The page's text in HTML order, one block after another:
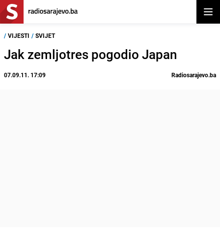
/ VIJESTI / SVIJET
Jak zemljotres pogodio Japan
07.09.11. 17:09 Radiosarajevo.ba